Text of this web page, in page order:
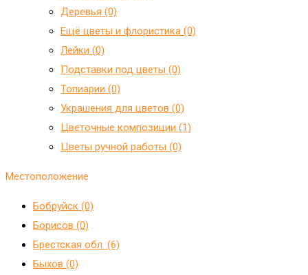
Деревья (0)
Ещё цветы и флористика (0)
Лейки (0)
Подставки под цветы (0)
Топиарии (0)
Украшения для цветов (0)
Цветочные композиции (1)
Цветы ручной работы (0)
Местоположение
Бобруйск (0)
Борисов (0)
Брестская обл. (6)
Быхов (0)